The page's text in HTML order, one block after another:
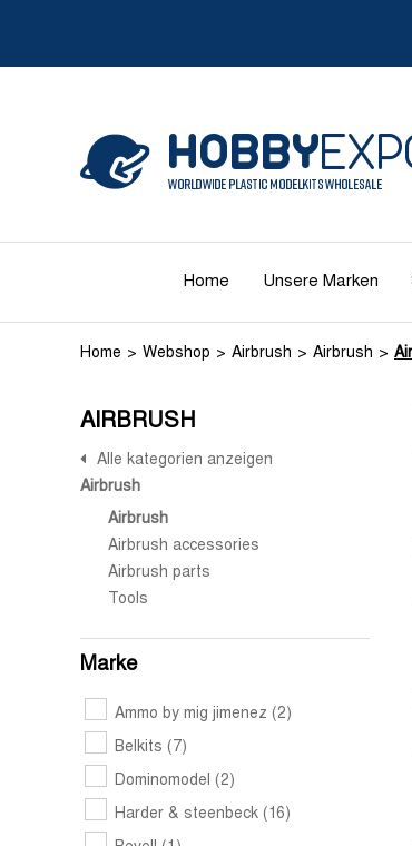
Home Unsere Marken
Home Webshop Airbrush Airbrush
AIRBRUSH
Alle kategorien anzeigen
Airbrush
Airbrush
Airbrush accessories
Airbrush parts
Tools
Marke
Ammo by mig jimenez (2)
Belkits (7)
Dominomodel (2)
Harder & steenbeck (16)